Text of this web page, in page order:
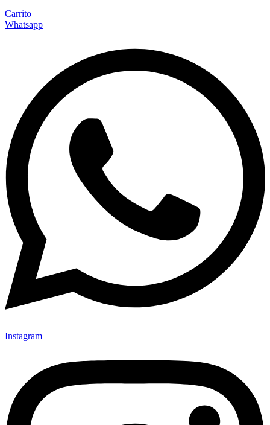
Carrito
Whatsapp
Instagram